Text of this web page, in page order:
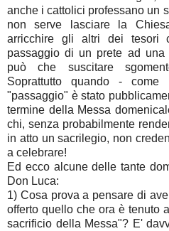
anche i cattolici professano un
non serve lasciare la
arricchire gli altri dei tesori
passaggio di un prete ad una
può che suscitare
Soprattutto quando -
"passaggio" è stato
termine della Messa
chi, senza probabilmente
in atto un sacrilegio, non
a celebrare!
Ed ecco alcune delle tante
Don Luca:
1) Cosa prova a pensare di
offerto quello che ora è tenuto
sacrificio della Messa"? E'